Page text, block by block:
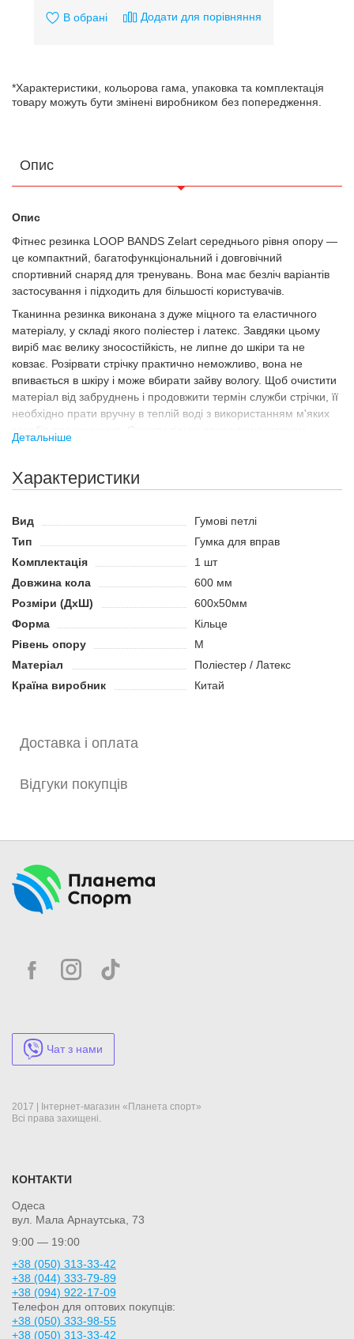
В обрані Додати для порівняння
*Характеристики, кольорова гама, упаковка та комплектація
товару можуть бути змінені виробником без попередження.
Опис
Опис
Фітнес резинка LOOP BANDS Zelart середнього рівня опору —
це компактний, багатофункціональний і довговічний
спортивний снаряд для тренувань. Вона має безліч варіантів
застосування і підходить для більшості користувачів.
Тканинна резинка виконана з дуже міцного та еластичного
матеріалу, у складі якого поліестер і латекс. Завдяки цьому
виріб має велику зносостійкість, не липне до шкіри та не
ковзає. Розірвати стрічку практично неможливо, вона не
впивається в шкіру і може вбирати зайву вологу. Щоб очистити
матеріал від забруднень і продовжити термін служби стрічки, її
необхідно прати вручну в теплій воді з використанням м'яких
Стрічку опору підходить для розігріву м'язів перед основним
тренуванням в залі, розтяжки, відновлювальних тренувань і в
використовувати вдома, брати з собою на пробіжку або в
поїздку. Широкий спектр доступних вправ дає змогу тренувати
м'язи рук, ніг, сідниць, спини, грудей і преса без обважнювачів і
додаткового обладнання.
Переваги:
Тканинна резинка не липне до шкіри й не ковзає.
Зберігає еластичність протягом усього терміну
Підходить для тренування м'язів усього тіла.
Детальніше
Характеристики
Вид
Гумові петлі
Тип
Гумка для вправ
Комплектація
1 шт
Довжина кола
600 мм
Розміри (ДхШ)
600х50мм
Форма
Кільце
Рівень опору
M
Матеріал
Поліестер / Латекс
Країна виробник
Китай
Доставка і оплата
Відгуки покупців
Чат з нами
2017 | Інтернет-магазин «Планета спорт»
Всі права захищені.
КОНТАКТИ
Одеса
вул. Мала Арнаутська, 73
9:00 — 19:00
+38 (050) 313-33-42
+38 (044) 333-79-89
+38 (094) 922-17-09
Телефон для оптових покупців:
+38 (050) 333-98-55
+38 (050) 313-33-42